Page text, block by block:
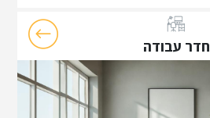
עיצוב מינימליסטי
עיצוב שאבי שיק
חדר עבודה